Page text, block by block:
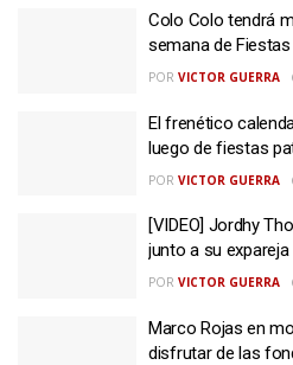
Colo Colo tendrá
semana de
POR VICTOR GUERRA
El frenético
luego de fiestas
POR VICTOR GUERRA
[VIDEO] Jordhy
junto a su expareja
POR VICTOR GUERRA
Marco Rojas en
disfrutar de las